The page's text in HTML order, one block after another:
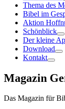
Thema des
Bibel im
Aktion
Schönblick
Der kleine
Download
Kontakt
Magazin
Das Magazin für